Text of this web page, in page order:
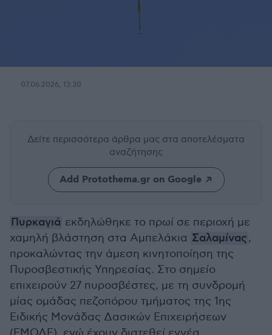
07.06.2026, 13:30
Δείτε περισσότερα άρθρα μας στα αποτελέσματα
αναζήτησης
Add Protothema.gr on Google
Πυρκαγιά εκδηλώθηκε το πρωί σε περιοχή με
χαμηλή βλάστηση στα Αμπελάκια Σαλαμίνας,
προκαλώντας την άμεση κινητοποίηση της
Πυροσβεστικής Υπηρεσίας. Στο σημείο
επιχειρούν 27 πυροσβέστες, με τη συνδρομή
μίας ομάδας πεζοπόρου τμήματος της 1ης
Ειδικής Μονάδας Δασικών Επιχειρήσεων